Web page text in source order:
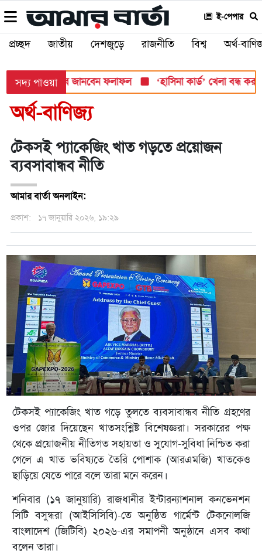
ই-পেপার
প্রচ্ছদ জাতীয় দেশজুড়ে রাজনীতি বিশ্ব অর্থ-
সদ্য পাওয়া
যেভাবে জানবেন ফলাফল ‘হাসিনা কার্ড’ খেলা বন্ধ করতে
অর্থ-বাণিজ্য
টেকসই প্যাকেজিং খাত গড়তে প্রয়োজন
ব্যবসাবান্ধব নীতি
আমার বার্তা অনলাইন:
প্রকাশ: ১৭ জানুয়ারি ২০২৬, ১৯:২৯
টেকসই প্যাকেজিং খাত গড়ে তুলতে ব্যবসাবান্ধব নীতি গ্রহণের
ওপর জোর দিয়েছেন খাতসংশ্লিষ্ট বিশেষজ্ঞরা। সরকারের পক্ষ
থেকে প্রয়োজনীয় নীতিগত সহায়তা ও সুযোগ-সুবিধা নিশ্চিত করা
গেলে এ খাত ভবিষ্যতে তৈরি পোশাক (আরএমজি) খাতকেও
ছাড়িয়ে যেতে পারে বলে তারা মনে করেন।
শনিবার (১৭ জানুয়ারি) রাজধানীর ইন্টারন্যাশনাল কনভেনশন
সিটি বসুন্ধরা (আইসিসিবি)-তে অনুষ্ঠিত গার্মেন্ট টেকনোলজি
বাংলাদেশ (জিটিবি) ২০২৬-এর সমাপনী অনুষ্ঠানে এসব কথা
বলেন তারা।